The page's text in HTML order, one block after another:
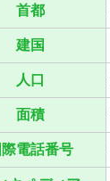
首都
建国
人口
面積
際電話番号